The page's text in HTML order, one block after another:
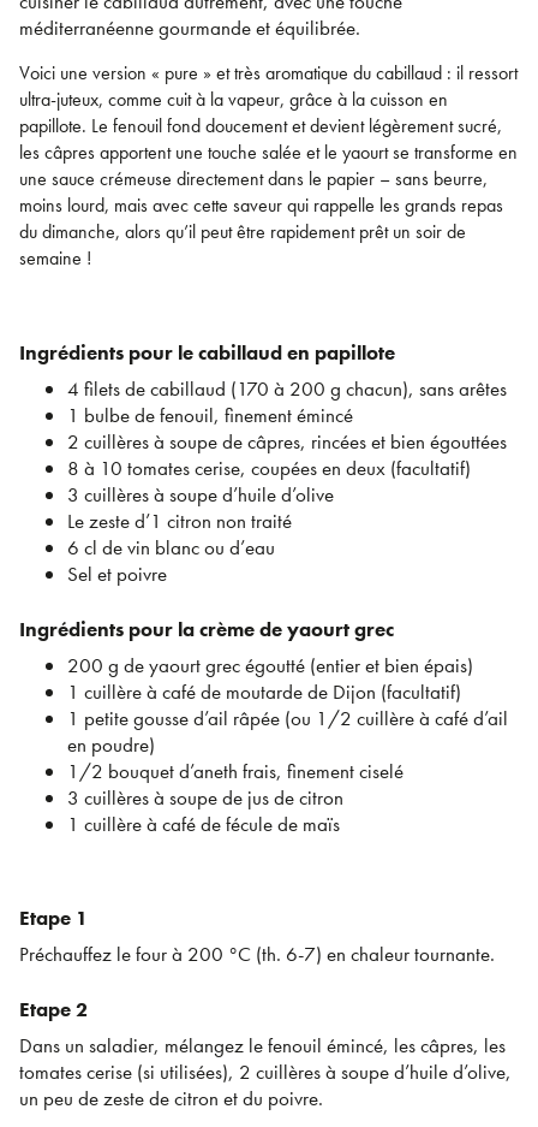
méditerranéenne gourmande et équilibrée.
Voici une version « pure » et très aromatique du cabillaud : il ressort
ultra-juteux, comme cuit à la vapeur, grâce à la cuisson en
papillote. Le fenouil fond doucement et devient légèrement sucré,
les câpres apportent une touche salée et le yaourt se transforme en
une sauce crémeuse directement dans le papier – sans beurre,
moins lourd, mais avec cette saveur qui rappelle les grands repas
du dimanche, alors qu’il peut être rapidement prêt un soir de
semaine !
Ingrédients pour le cabillaud en papillote
4 filets de cabillaud (170 à 200 g chacun), sans arêtes
1 bulbe de fenouil, finement émincé
2 cuillères à soupe de câpres, rincées et bien égouttées
8 à 10 tomates cerise, coupées en deux (facultatif)
3 cuillères à soupe d’huile d’olive
Le zeste d’1 citron non traité
6 cl de vin blanc ou d’eau
Sel et poivre
Ingrédients pour la crème de yaourt grec
200 g de yaourt grec égoutté (entier et bien épais)
1 cuillère à café de moutarde de Dijon (facultatif)
1 petite gousse d’ail râpée (ou 1/2 cuillère à café d’ail
en poudre)
1/2 bouquet d’aneth frais, finement ciselé
3 cuillères à soupe de jus de citron
1 cuillère à café de fécule de maïs
Etape 1
Préchauffez le four à 200 °C (th. 6-7) en chaleur tournante.
Etape 2
Dans un saladier, mélangez le fenouil émincé, les câpres, les
tomates cerise (si utilisées), 2 cuillères à soupe d’huile d’olive,
un peu de zeste de citron et du poivre.